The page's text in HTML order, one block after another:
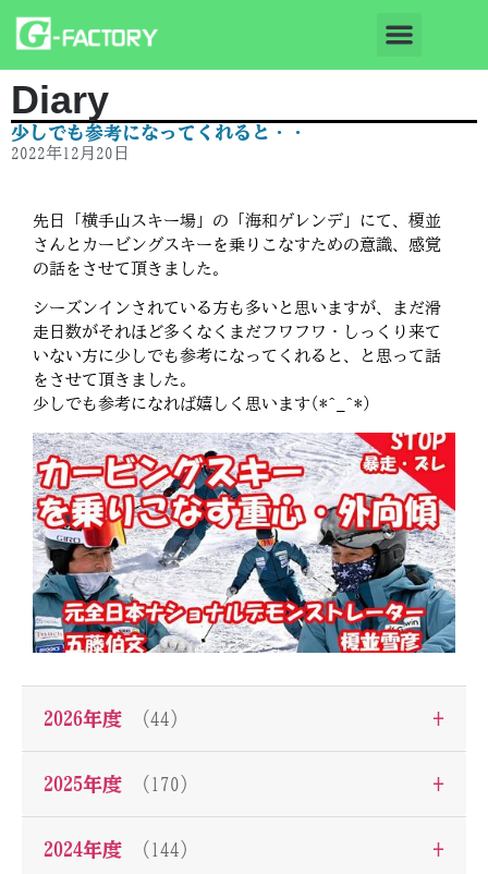
Diary
少しでも参考になってくれると・・
2022年12月20日
先日「横手山スキー場」の「海和ゲレンデ」にて、榎並
さんとカービングスキーを乗りこなすための意識、感覚
の話をさせて頂きました。
シーズンインされている方も多いと思いますが、まだ滑
走日数がそれほど多くなくまだフワフワ・しっくり来て
いない方に少しでも参考になってくれると、と思って話
をさせて頂きました。
少しでも参考になれば嬉しく思います(*^_^*)
2026年度 （44） +
2025年度 （170） +
2024年度 （144） +